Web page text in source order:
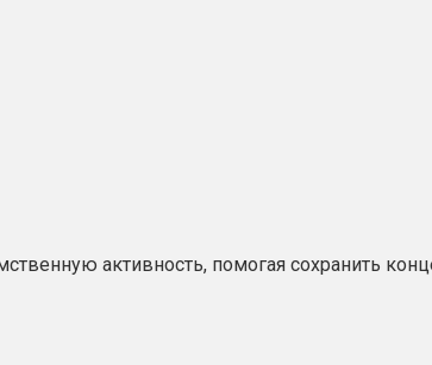
активность, помогая сохранить